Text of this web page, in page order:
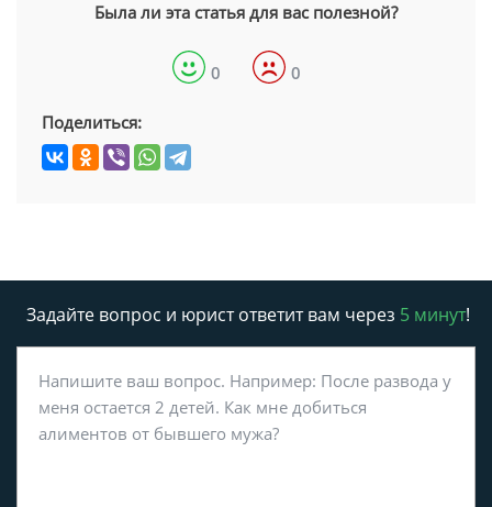
Была ли эта статья для вас полезной?
0 0
Поделиться:
Задайте вопрос и юрист ответит вам через 5 минут!